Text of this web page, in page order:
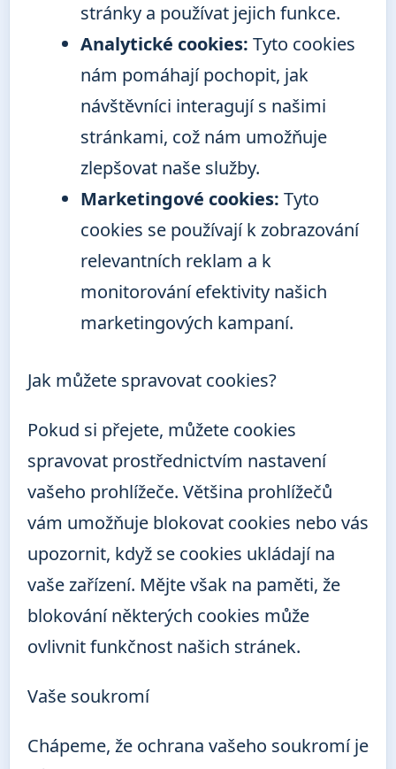
stránky a používat jejich funkce.
Analytické cookies: Tyto cookies
nám pomáhají pochopit, jak
návštěvníci interagují s našimi
stránkami, což nám umožňuje
zlepšovat naše služby.
Marketingové cookies: Tyto
cookies se používají k zobrazování
relevantních reklam a k
monitorování efektivity našich
marketingových kampaní.
Jak můžete spravovat cookies?
Pokud si přejete, můžete cookies
spravovat prostřednictvím nastavení
vašeho prohlížeče. Většina prohlížečů
vám umožňuje blokovat cookies nebo vás
upozornit, když se cookies ukládají na
vaše zařízení. Mějte však na paměti, že
blokování některých cookies může
ovlivnit funkčnost našich stránek.
Vaše soukromí
Chápeme, že ochrana vašeho soukromí je